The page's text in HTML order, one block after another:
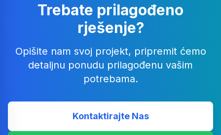
Trebate prilagođeno
rješenje?
Opišite nam svoj projekt, pripremit ćemo
detaljnu ponudu prilagođenu vašim
potrebama.
Kontaktirajte Nas